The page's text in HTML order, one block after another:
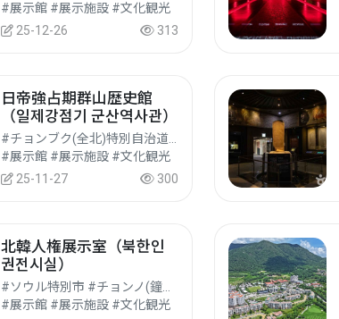
#展示館 #展示施設 #文化観光
25-12-26
313
日帝強占期群山歴史館
（일제강점기 군산역사관）
#展示館 #展示施設 #文化観光
25-11-27
300
北韓人権展示室（북한인
권전시실）
#展示館 #展示施設 #文化観光